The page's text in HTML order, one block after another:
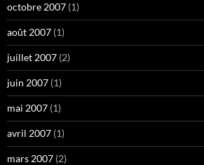
octobre 2007 (1)
août 2007 (1)
juillet 2007 (2)
juin 2007 (1)
mai 2007 (1)
avril 2007 (1)
mars 2007 (2)